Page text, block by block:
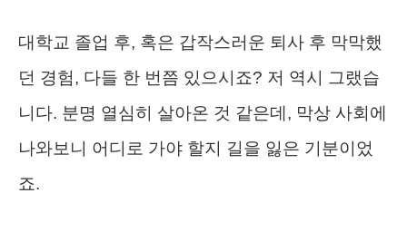
대학교 졸업 후, 혹은 갑작스러운 퇴사 후 막막했
던 경험, 다들 한 번쯤 있으시죠? 저 역시 그랬습
니다. 분명 열심히 살아온 것 같은데, 막상 사회에
나와보니 어디로 가야 할지 길을 잃은 기분이었
죠.